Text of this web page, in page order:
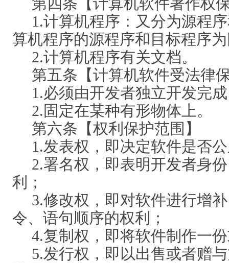
第四条【计算机软件著作权
1.计算机程序：又分为源程
算机程序的源程序和目标程序
2.计算机程序有关文档。
第五条【计算机软件受法律
1.必须由开发者独立开发完
2.固定在某种有形物体上。
第六条【权利保护范围】
1.发表权，即决定软件是否
2.署名权，即表明开发者身
利；
3.修改权，即对软件进行增
令、语句顺序的权利；
4.复制权，即将软件制作一
5.发行权，即以出售或者赠